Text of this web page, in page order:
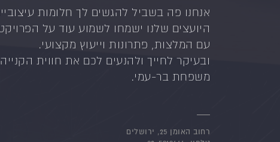
אנחנו פה בשביל להגשים לך חלומות
היועצים שלנו ישמחו לשמוע עוד על
עם המלצות, פתרונות וייעוץ מקצועי.
ובעיקר לחייך ולהנעים לכם את חווית
משפחת בר-עמי.
רחוב האומן 25, ירושלים